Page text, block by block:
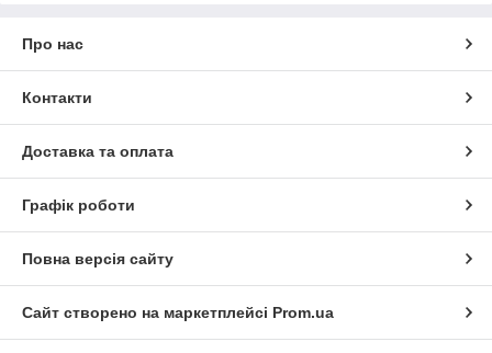
Про нас
Контакти
Доставка та оплата
Графік роботи
Повна версія сайту
Сайт створено на маркетплейсі Prom.ua